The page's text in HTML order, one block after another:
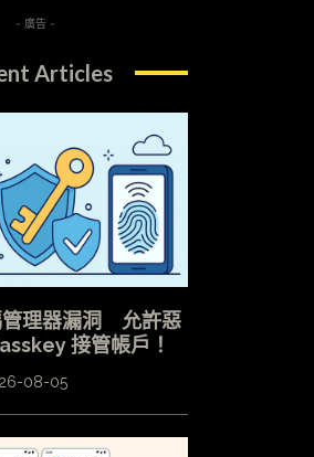
- 廣告 -
Articles
理器漏洞 允許惡
接管帳戶！
08-05